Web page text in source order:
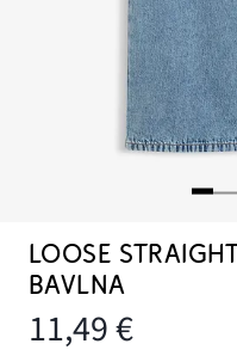
LOOSE
BAVLNA
11,49 €